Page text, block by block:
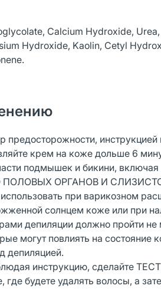
Calcium Hydroxide,
Hydroxide, Kaolin, Cetyl
предосторожности,
крем на коже дольше 6
подмышек и бикини,
ОРГАНОВ И
при варикозном
солнцем коже или при
депиляции должно пройти не
могут повлиять на
депиляцией.
инструкцию, сделайте
будете удалять волосы, а